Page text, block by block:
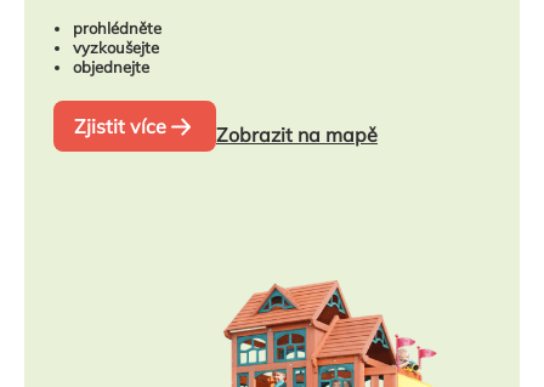
prohlédněte
vyzkoušejte
objednejte
Zjistit více Zobrazit na mapě